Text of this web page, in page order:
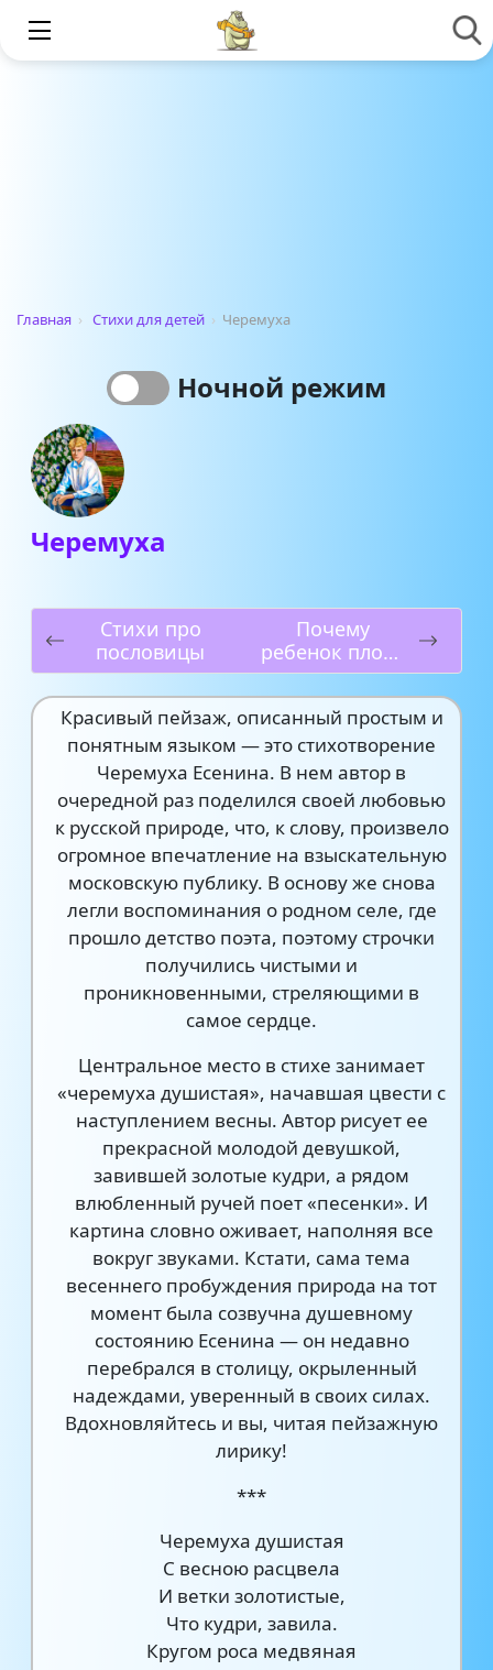
Главная › Стихи для детей › Черемуха
Ночной режим
Черемуха
Стихи про
пословицы
Почему
ребенок плохо
ест и что
делать?
Красивый пейзаж, описанный простым и
понятным языком — это стихотворение
Черемуха Есенина. В нем автор в
очередной раз поделился своей любовью
к русской природе, что, к слову, произвело
огромное впечатление на взыскательную
московскую публику. В основу же снова
легли воспоминания о родном селе, где
прошло детство поэта, поэтому строчки
получились чистыми и
проникновенными, стреляющими в
самое сердце.
Центральное место в стихе занимает
«черемуха душистая», начавшая цвести с
наступлением весны. Автор рисует ее
прекрасной молодой девушкой,
завившей золотые кудри, а рядом
влюбленный ручей поет «песенки». И
картина словно оживает, наполняя все
вокруг звуками. Кстати, сама тема
весеннего пробуждения природа на тот
момент была созвучна душевному
состоянию Есенина — он недавно
перебрался в столицу, окрыленный
надеждами, уверенный в своих силах.
Вдохновляйтесь и вы, читая пейзажную
лирику!
***
Черемуха душистая
С весною расцвела
И ветки золотистые,
Что кудри, завила.
Кругом роса медвяная